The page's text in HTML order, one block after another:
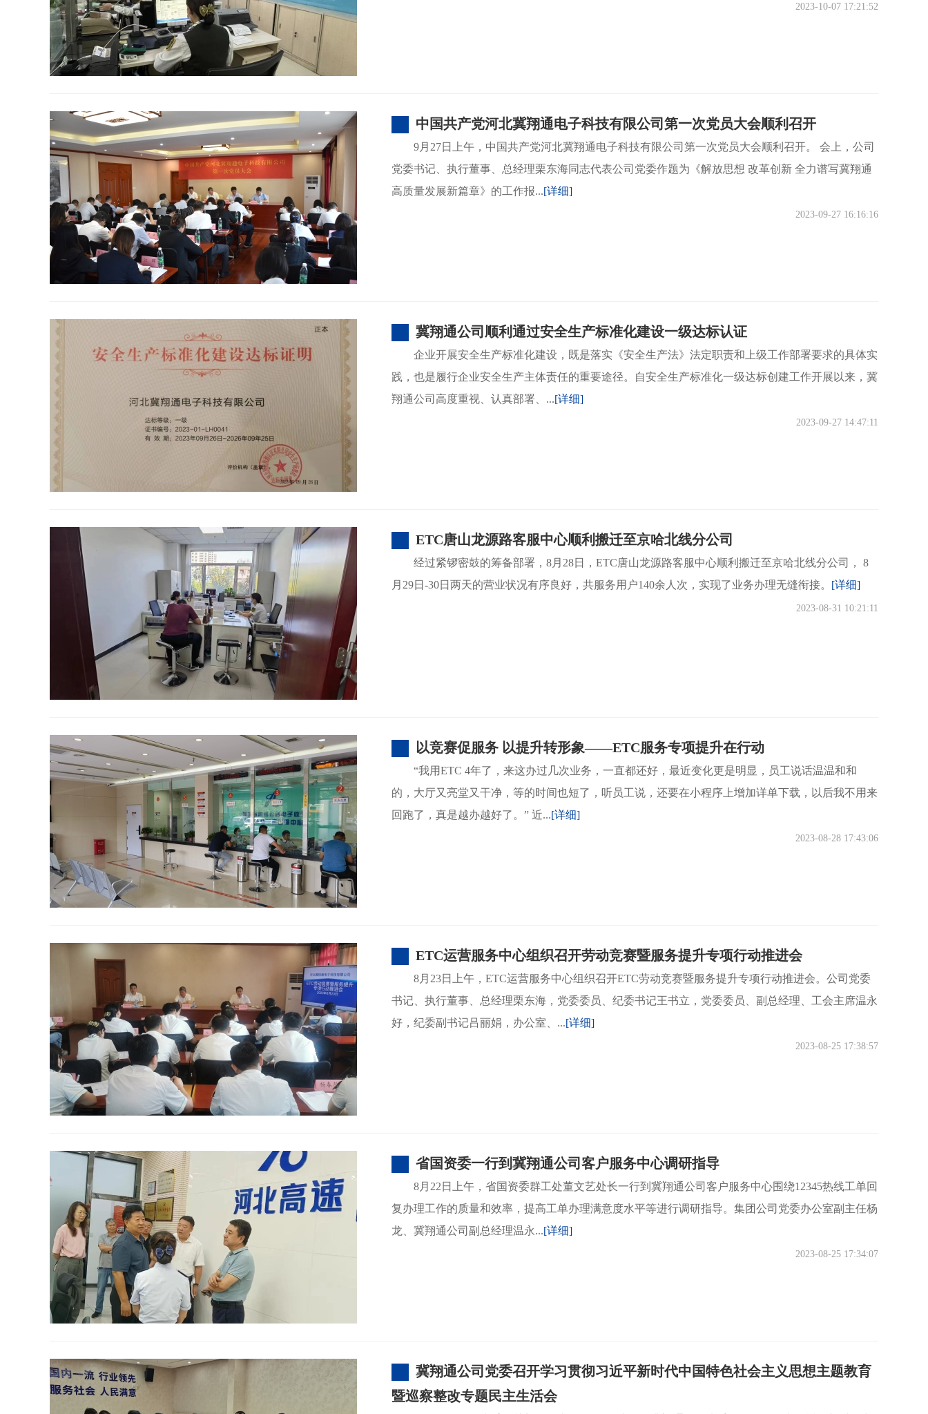
2023-10-07 17:21:52
中国共产党河北冀翔通电子科技有限公司第一次党员大会顺利召开
​9月27日上午，中国共产党河北冀翔通电子科技有限公司第一次党员大会顺利召开。 会上，公司
党委书记、执行董事、总经理栗东海同志代表公司党委作题为《解放思想 改革创新 全力谱写冀翔通
高质量发展新篇章》的工作报...[详细]
2023-09-27 16:16:16
冀翔通公司顺利通过安全生产标准化建设一级达标认证
企业开展安全生产标准化建设，既是落实《安全生产法》法定职责和上级工作部署要求的具体实
践，也是履行企业安全生产主体责任的重要途径。自安全生产标准化一级达标创建工作开展以来，冀
翔通公司高度重视、认真部署、...[详细]
2023-09-27 14:47:11
ETC唐山龙源路客服中心顺利搬迁至京哈北线分公司
经过紧锣密鼓的筹备部署，8月28日，ETC唐山龙源路客服中心顺利搬迁至京哈北线分公司， 8
月29日-30日两天的营业状况有序良好，共服务用户140余人次，实现了业务办理无缝衔接。 [详细]
2023-08-31 10:21:11
以竞赛促服务 以提升转形象——ETC服务专项提升在行动
“我用ETC 4年了，来这办过几次业务，一直都还好，最近变化更是明显，员工说话温温和和
的，大厅又亮堂又干净，等的时间也短了，听员工说，还要在小程序上增加详单下载，以后我不用来
回跑了，真是越办越好了。” 近...[详细]
2023-08-28 17:43:06
ETC运营服务中心组织召开劳动竞赛暨服务提升专项行动推进会
8月23日上午，ETC运营服务中心组织召开ETC劳动竞赛暨服务提升专项行动推进会。公司党委
书记、执行董事、总经理栗东海，党委委员、纪委书记王书立，党委委员、副总经理、工会主席温永
好，纪委副书记吕丽娟，办公室、...[详细]
2023-08-25 17:38:57
省国资委一行到冀翔通公司客户服务中心调研指导
​8月22日上午，省国资委群工处董文艺处长一行到冀翔通公司客户服务中心围绕12345热线工单回
复办理工作的质量和效率，提高工单办理满意度水平等进行调研指导。集团公司党委办公室副主任杨
龙、冀翔通公司副总经理温永...[详细]
2023-08-25 17:34:07
冀翔通公司党委召开学习贯彻习近平新时代中国特色社会主义思想主题教育
暨巡察整改专题民主生活会